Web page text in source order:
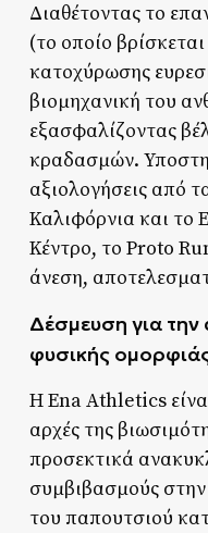
Διαθέτοντας το
(το οποίο
κατοχύρωσης
βιομηχανική του
εξασφαλίζοντας
κραδασμών.
αξιολογήσεις από
Καλιφόρνια και το
Κέντρο, το Proto
άνεση,
Δέσμευση για
φυσικής
Η Ena Athletics
αρχές της
προσεκτικά
συμβιβασμούς
του παπουτσιού